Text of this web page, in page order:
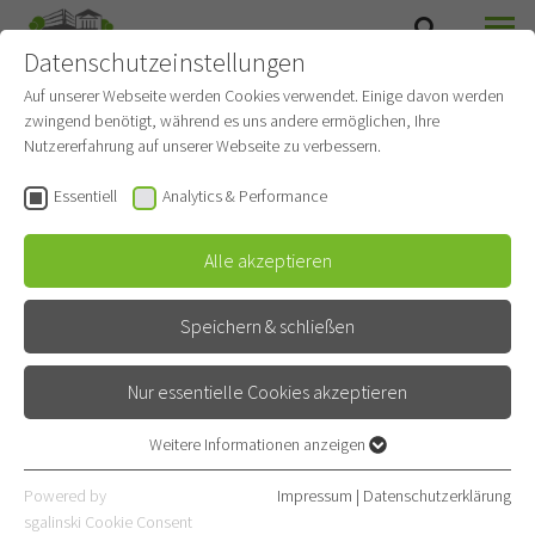
OHNEKIPPE
Aktuelles
Kreativwettb
ewerb:
"Gestaltet
Datenschutzeinstellungen
Auf unserer Webseite werden Cookies verwendet. Einige davon werden
zwingend benötigt, während es uns andere ermöglichen, Ihre
Nutzererfahrung auf unserer Webseite zu verbessern.
Essentiell Analytics & Performance
Alle akzeptieren
Speichern & schließen
Nur essentielle Cookies akzeptieren
Essentielle Cookies werden für grundlegende Funktionen der
Webseite benötigt. Dadurch ist gewährleistet, dass die Webseite
Weitere Informationen anzeigen
Powered by
sgalinski Cookie Consent
Impressum | Datenschutzerklärung